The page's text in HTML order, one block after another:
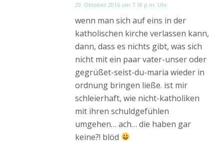
29. Oktober 2016 um 7:18 p.m. Uhr
wenn man sich auf eins in der
katholischen kirche verlassen kann,
dann, dass es nichts gibt, was sich
nicht mit ein paar vater-unser oder
gegrüßet-seist-du-maria wieder in
ordnung bringen ließe. ist mir
schleierhaft, wie nicht-katholiken
mit ihren schuldgefühlen
umgehen… ach… die haben gar
keine?! blöd